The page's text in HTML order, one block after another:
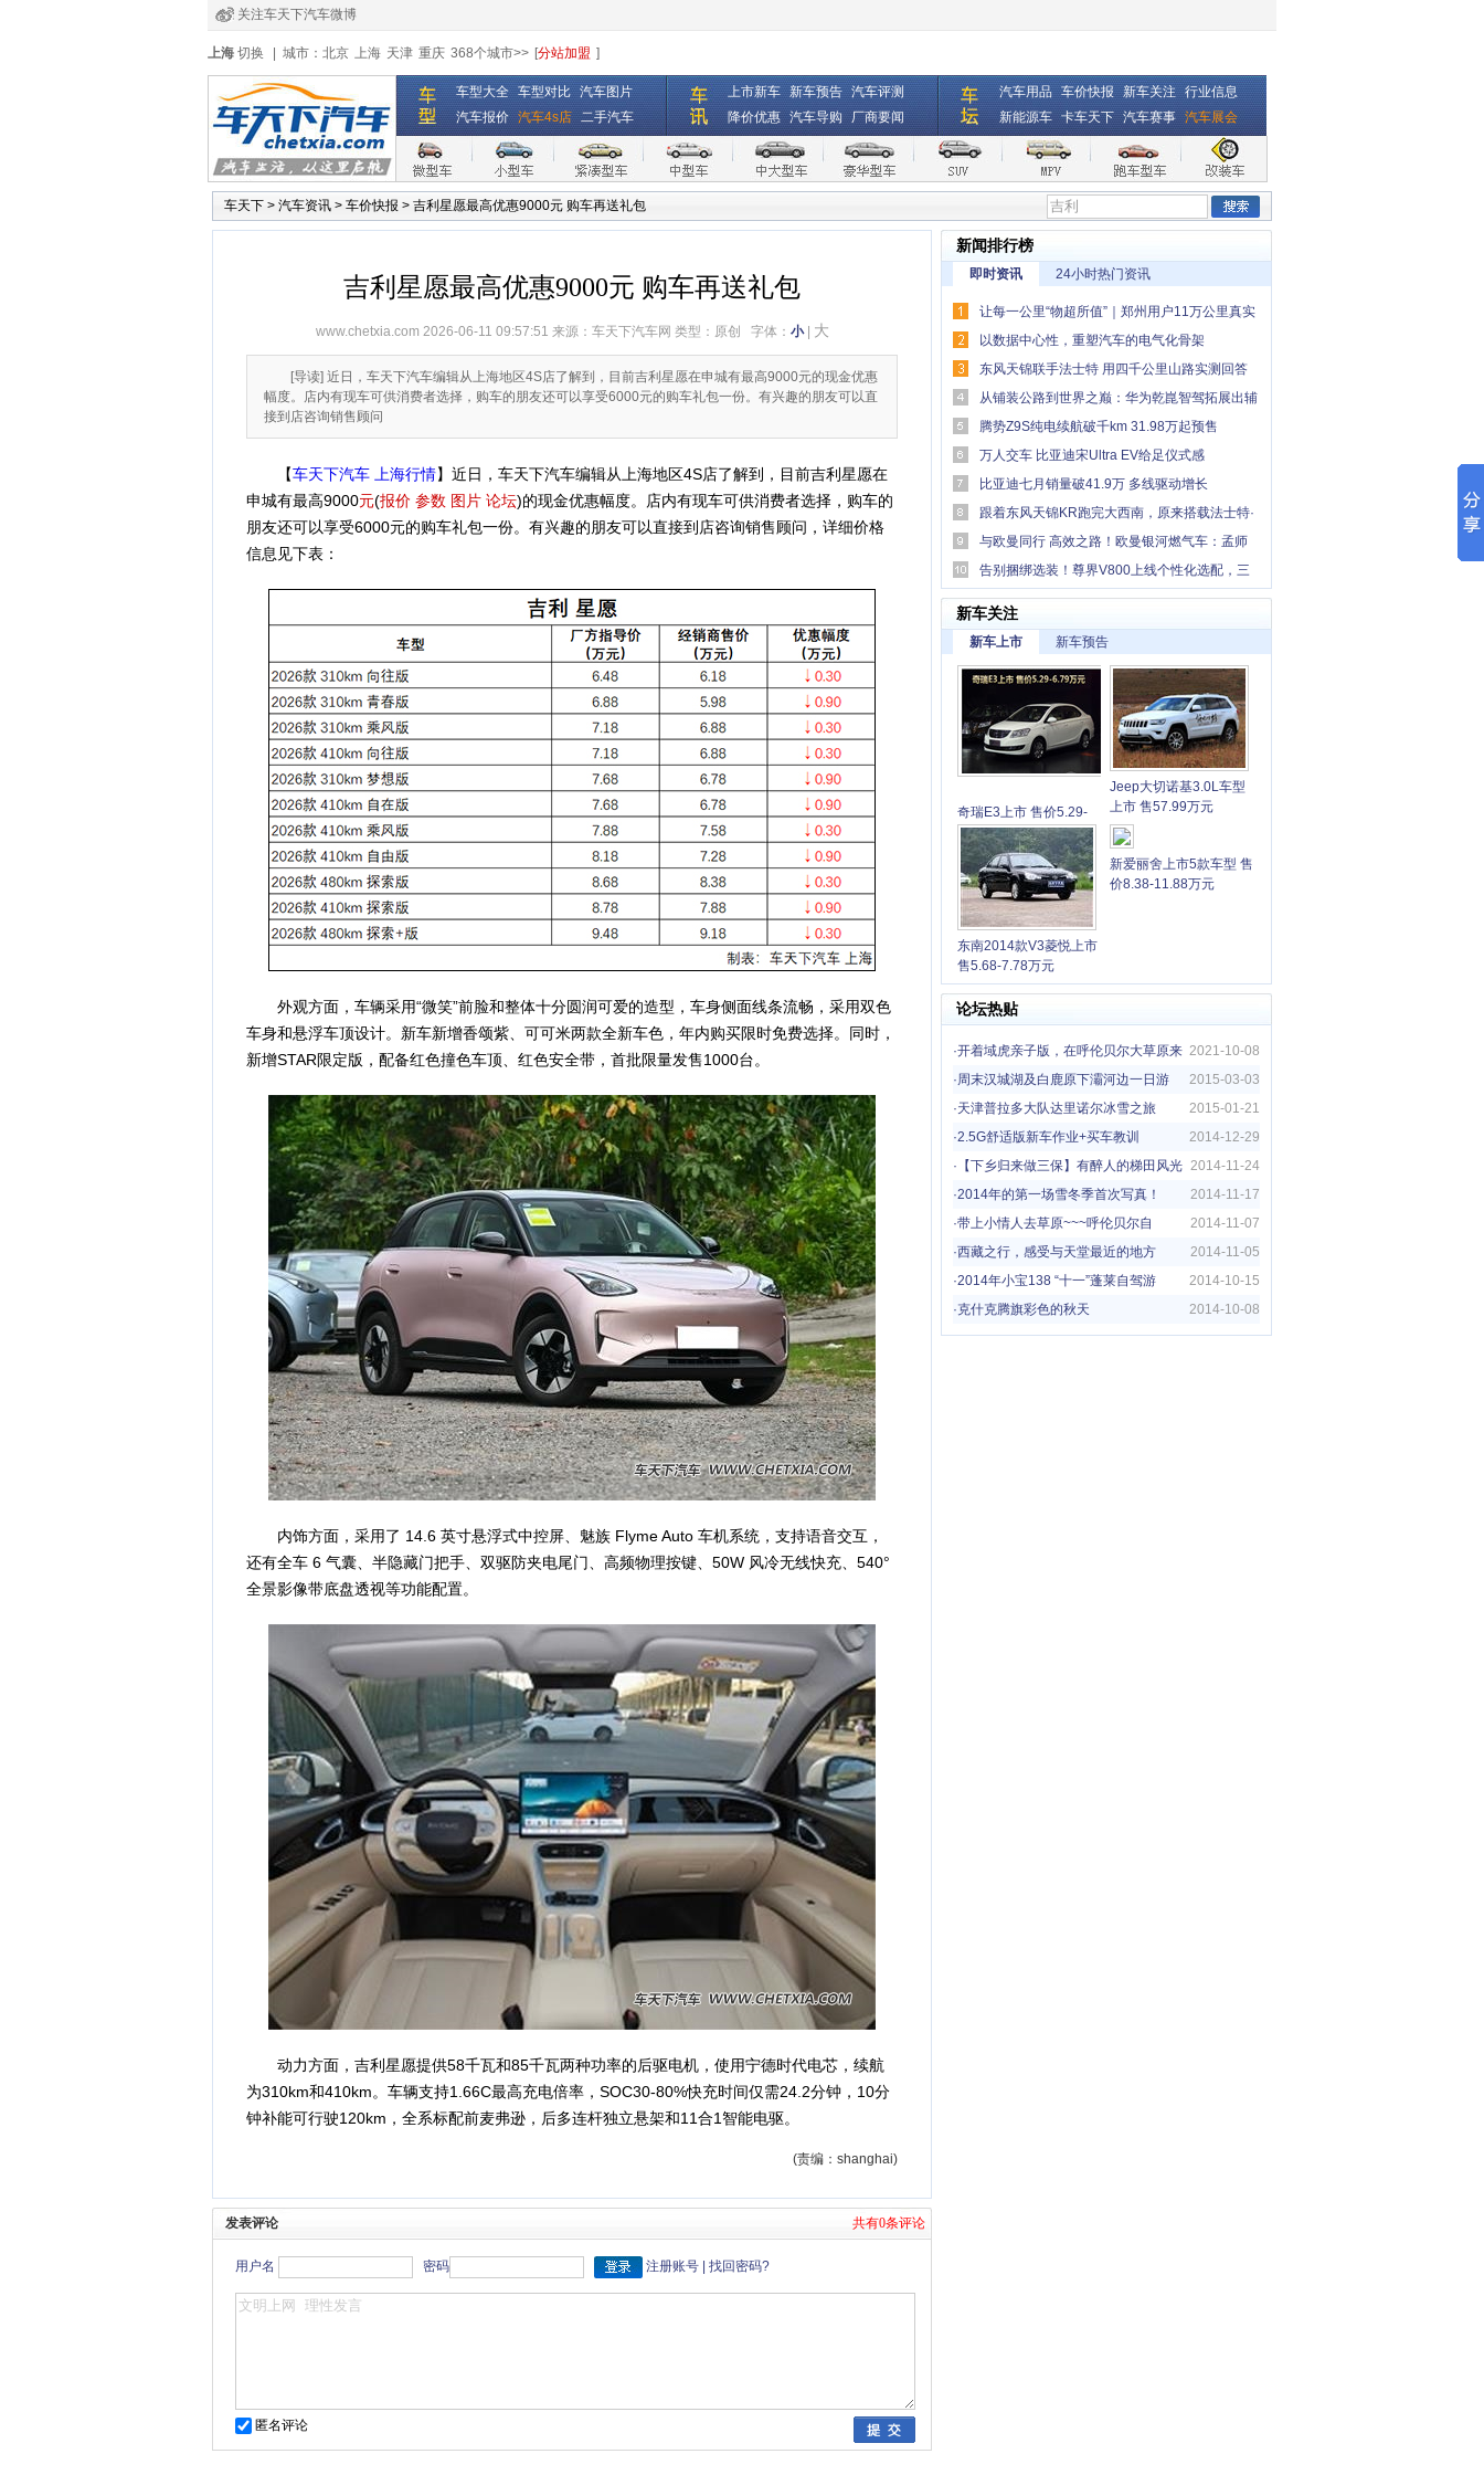
关注车天下汽车微博
经销商登录
注册 全国4s店
上海 切换 城市： 北京 上海 天津 重庆 368个城市>> [分站加盟 ]
车型大全 车型对比 汽车图片
汽车报价 汽车4s店 二手汽车
上市新车 新车预告 汽车评测
降价优惠 汽车导购 厂商要闻
汽车用品 车价快报 新车关注 行业信息
新能源车 卡车天下 汽车赛事 汽车展会
车天下 > 汽车资讯 > 车价快报 > 吉利星愿最高优惠9000元 购车再送礼包
新闻排行榜
即时资讯 24小时热门资讯
让每一公里“物超所值”｜郑州用户11万公里真实
口碑，卡文小卡撑起一个家
以数据中心性，重塑汽车的电气化骨架
东风天锦联手法士特 用四千公里山路实测回答
何为“中卡创富优解”
从铺装公路到世界之巅：华为乾崑智驾拓展出辅
助驾驶“最后一公里”
腾势Z9S纯电续航破千km 31.98万起预售
万人交车 比亚迪宋Ultra EV给足仪式感
比亚迪七月销量破41.9万 多线驱动增长
跟着东风天锦KR跑完大西南，原来搭载法士特·
易行这么香！
与欧曼同行 高效之路！欧曼银河燃气车：孟师
傅跨省长途干线增收利器
告别捆绑选装！尊界V800上线个性化选配，三
大版本覆盖多元需求
新车关注
新车上市 新车预告
奇瑞E3上市 售价5.29-
6.79万元
Jeep大切诺基3.0L车型
上市 售57.99万元
东南2014款V3菱悦上市
售5.68-7.78万元
新爱丽舍上市5款车型 售
价8.38-11.88万元
论坛热贴
2021-10-08
·开着域虎亲子版，在呼伦贝尔大草原来
一场亲子旅行
2015-03-03
·周末汉城湖及白鹿原下灞河边一日游
2015-01-21
·天津普拉多大队达里诺尔冰雪之旅
2014-12-29
·2.5G舒适版新车作业+买车教训
2014-11-24
· 【下乡归来做三保】有醉人的梯田风光
哦
2014-11-17
·2014年的第一场雪冬季首次写真！
2014-11-07
·带上小情人去草原~~~呼伦贝尔自
驾！！！
2014-11-05
·西藏之行，感受与天堂最近的地方
2014-10-15
·2014年小宝138 “十一”蓬莱自驾游
2014-10-08
·克什克腾旗彩色的秋天
吉利星愿最高优惠9000元 购车再送礼包
www.chetxia.com 2026-06-11 09:57:51 来源： 车天下汽车网 类型：原创 字体： 小| 大
[导读] 近日，车天下汽车编辑从上海地区4S店了解到，目前吉利星愿在申城有最高9000元的现金优惠
幅度。店内有现车可供消费者选择，购车的朋友还可以享受6000元的购车礼包一份。有兴趣的朋友可以直
接到店咨询销售顾问
【车天下汽车 上海行情】近日，车天下汽车编辑从上海地区4S店了解到，目前吉利星愿在
申城有最高9000元(报价 参数 图片 论坛)的现金优惠幅度。店内有现车可供消费者选择，购车的
朋友还可以享受6000元的购车礼包一份。有兴趣的朋友可以直接到店咨询销售顾问，详细价格
信息见下表：
外观方面，车辆采用“微笑”前脸和整体十分圆润可爱的造型，车身侧面线条流畅，采用双色
车身和悬浮车顶设计。新车新增香颂紫、可可米两款全新车色，年内购买限时免费选择。同时，
新增STAR限定版，配备红色撞色车顶、红色安全带，首批限量发售1000台。
内饰方面，采用了 14.6 英寸悬浮式中控屏、魅族 Flyme Auto 车机系统，支持语音交互，
还有全车 6 气囊、半隐藏门把手、双驱防夹电尾门、高频物理按键、50W 风冷无线快充、540°
全景影像带底盘透视等功能配置。
动力方面，吉利星愿提供58千瓦和85千瓦两种功率的后驱电机，使用宁德时代电芯，续航
为310km和410km。车辆支持1.66C最高充电倍率，SOC30-80%快充时间仅需24.2分钟，10分
钟补能可行驶120km，全系标配前麦弗逊，后多连杆独立悬架和11合1智能电驱。
(责编：shanghai)
共有0条评论
发表评论
用户名 密码 注册账号 找回密码?
匿名评论